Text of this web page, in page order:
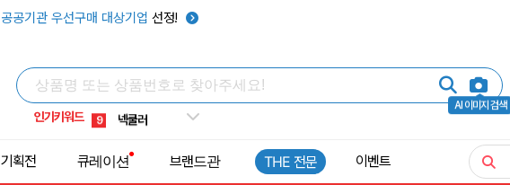
공공기관 우선구매 대상기업 선정!
AI 이미지 검색
인기키워드
5 키캡
8 쿨토시
9 넥쿨러
1 선풍기
기획전 큐레이션 브랜드관 THE 전문 이벤트